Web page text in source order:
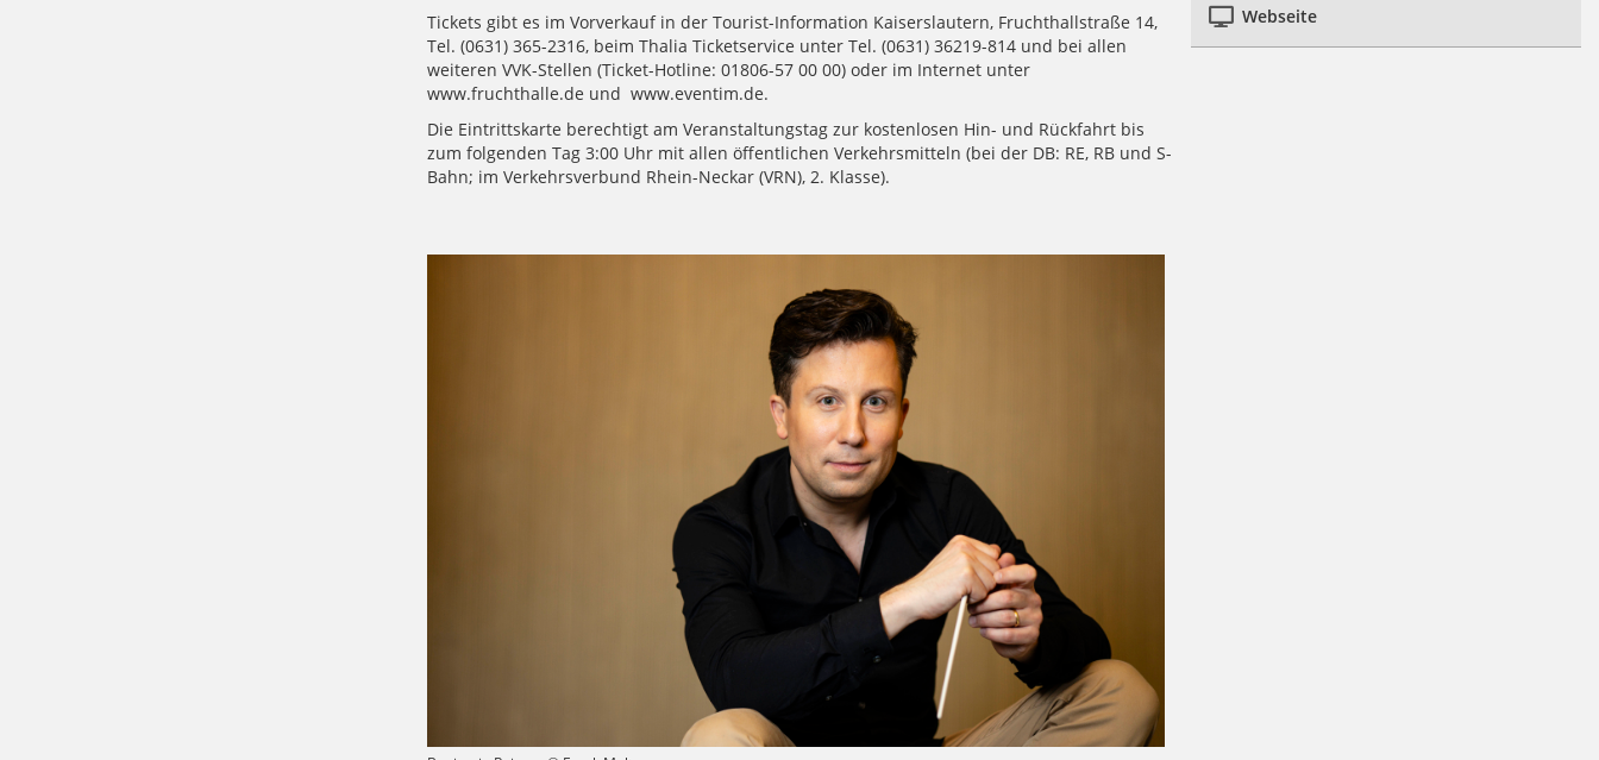
Tickets gibt es im Vorverkauf in der Tourist-Information Kaiserslautern, Fruchthallstraße 14,
Tel. (0631) 365-2316, beim Thalia Ticketservice unter Tel. (0631) 36219-814 und bei allen
weiteren VVK-Stellen (Ticket-Hotline: 01806-57 00 00) oder im Internet unter
www.fruchthalle.de und www.eventim.de.
Die Eintrittskarte berechtigt am Veranstaltungstag zur kostenlosen Hin- und Rückfahrt bis
zum folgenden Tag 3:00 Uhr mit allen öffentlichen Verkehrsmitteln (bei der DB: RE, RB und S-
Bahn; im Verkehrsverbund Rhein-Neckar (VRN), 2. Klasse).
Webseite